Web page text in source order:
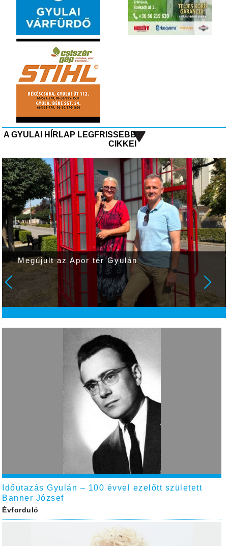
A GYULAI HÍRLAP LEGFRISSEBB
CIKKEI
Megújult az Apor tér Gyulán
Időutazás Gyulán – 100 évvel ezelőtt született
Banner József
Évforduló